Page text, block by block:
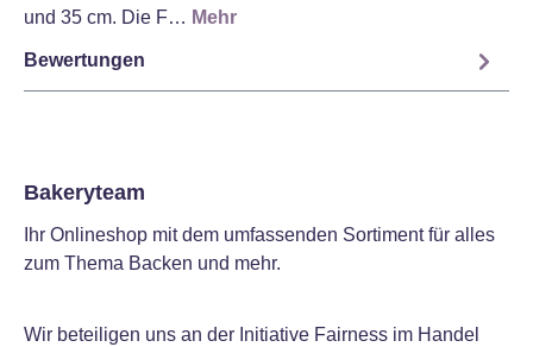
und 35 cm. Die F… Mehr
Bewertungen
Bakeryteam
Ihr Onlineshop mit dem umfassenden Sortiment für alles
zum Thema Backen und mehr.
Wir beteiligen uns an der Initiative Fairness im Handel